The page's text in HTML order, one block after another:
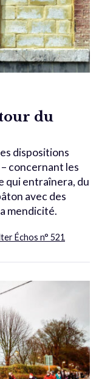
du
dispositions
concernant les
qui entraînera, du
avec des
mendicité.
Échos n° 521